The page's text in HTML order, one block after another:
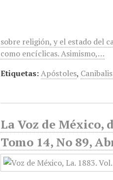
sobre religión, y el estado del
como encíclicas. Asimismo,…
Etiquetas:Apóstoles,
La Voz de
Tomo 14, No 89,